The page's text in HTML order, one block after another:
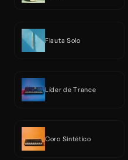
Flauta Solo
Líder de Trance
Coro Sintético